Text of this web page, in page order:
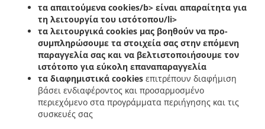
τα απαιτούμενα cookies/b> είναι απαραίτητα για
τη λειτουργία του ιστότοπου/li>
τα λειτουργικά cookies μας βοηθούν να προ-
συμπληρώσουμε τα στοιχεία σας στην επόμενη
παραγγελία σας και να βελτιστοποιήσουμε τον
ιστότοπο για εύκολη επαναπαραγγελία
τα διαφημιστικά cookies επιτρέπουν διαφήμιση
βάσει ενδιαφέροντος και προσαρμοσμένο
περιεχόμενο στα προγράμματα περιήγησης και τις
συσκευές σας
Helfent
Ελληνικά Delivery φαγητού Bartreng . Ελληνικά Delivery φαγητού Leideleng
Ελληνικά Delivery φαγητού Leudelingen
. Ελληνικά Delivery φαγητού Fentange
Ελληνικά Delivery φαγητού Kockelscheuer
. Ελληνικά Delivery φαγητού Kopstal
Rollengergronn
. Ελληνικά Delivery φαγητού Kopstal Bridel .
Ελληνικά Delivery
φαγητού Kopstal . Ελληνικά Delivery φαγητού Koplescht Briddel . Ελληνικά Delivery
φαγητού Koplescht
. Ελληνικά Delivery φαγητού Bereldange . Ελληνικά Delivery
φαγητού Walfer
. Ελληνικά Delivery φαγητού Walferdange Bereldange
Delivery φαγητού Walferdange Beggen
Ελληνικά Delivery φαγητού Walferdange